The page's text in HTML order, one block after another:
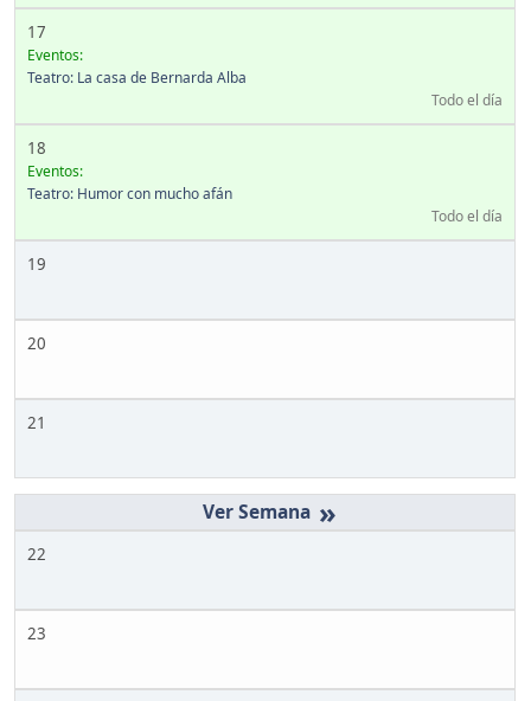
17
Eventos:
Teatro: La casa de Bernarda Alba
Todo el día
18
Eventos:
Teatro: Humor con mucho afán
Todo el día
19
20
21
»
22
23